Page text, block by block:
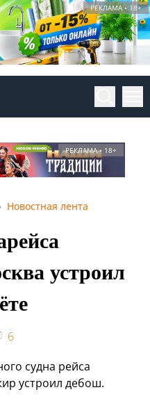
РЕКЛАМА • 18+
РЕКЛАМА • 18+
Новостная лента
устроил
6
судна рейса
устроил дебош.